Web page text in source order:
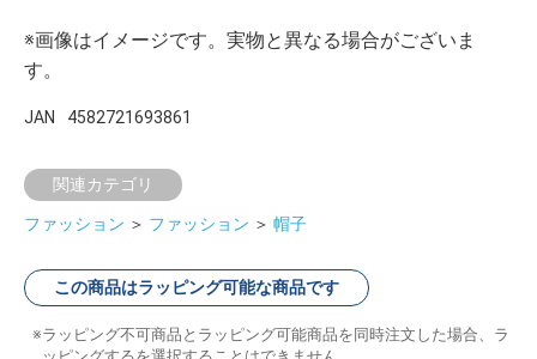
※画像はイメージです。実物と異なる場合がございま
す。
JAN 4582721693861
関連カテゴリ
ファッション ＞ ファッション ＞ 帽子
この商品はラッピング可能な商品です
ラッピング不可商品とラッピング可能商品を同時注文した場合、ラ